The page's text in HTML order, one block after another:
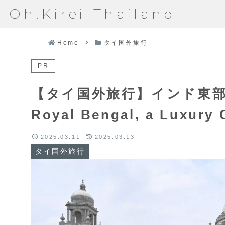
Oh!Kirei-Thailand
Home タイ国外旅行
PR
【タイ国外旅行】インド
Royal Bengal, a Luxury
タイ国外旅行
2025.03.11 2025.03.13